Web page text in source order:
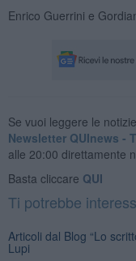
Enrico Guerrini e
Se vuoi leggere le
Newsletter QUInews -
alle 20:00 direttamente
Basta cliccare QUI
Ti potrebbe
Articoli dal Blog “Lo
Lupi